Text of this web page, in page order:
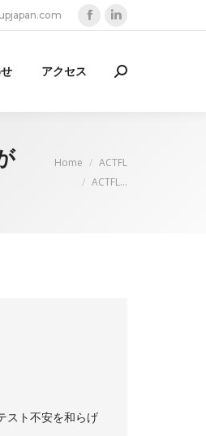
opensopens
アクセス Search:
You are here:
Home
ACTFL
ACTFL…
スト不安を和らげ